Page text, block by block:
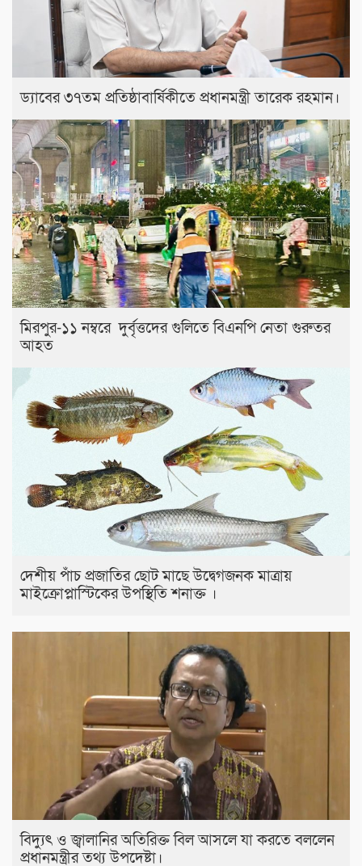
ড্যাবের ৩৭তম প্রতিষ্ঠাবার্ষিকীতে প্রধানমন্ত্রী তারেক রহমান।
মিরপুর-১১ নম্বরে দুর্বৃত্তদের গুলিতে বিএনপি নেতা গুরুতর
আহত
দেশীয় পাঁচ প্রজাতির ছোট মাছে উদ্বেগজনক মাত্রায়
মাইক্রোপ্লাস্টিকের উপস্থিতি শনাক্ত ।
বিদ্যুৎ ও জ্বালানির অতিরিক্ত বিল আসলে যা করতে বললেন
প্রধানমন্ত্রীর তথ্য উপদেষ্টা।